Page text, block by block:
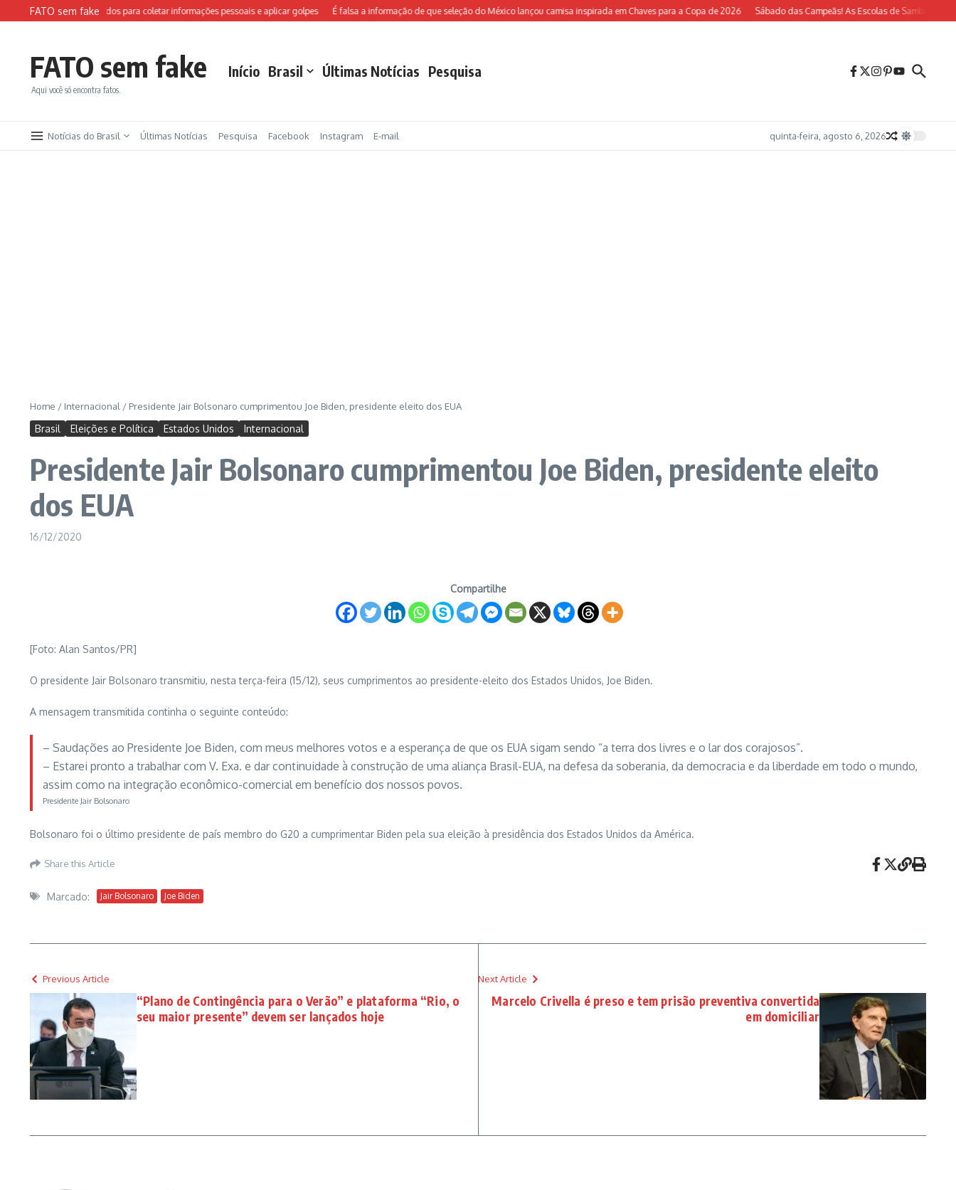
Ir para o conteúdo
FATO sem fake
da FIFA são usados para coletar informações pessoais e aplicar golpes É falsa a informação de que seleção do México lançou camisa inspirada em Chaves para a Copa de 2026 Sábado das Campeãs! As Escolas de Samba do Rio
FATO sem fake
Aqui você só encontra fatos.
Início Brasil Últimas Notícias Pesquisa
Notícias do Brasil Últimas Notícias Pesquisa Facebook Instagram E-mail quinta-feira, agosto 6, 2026
Home / Internacional / Presidente Jair Bolsonaro cumprimentou Joe Biden, presidente eleito dos EUA
Brasil Eleições e Política Estados Unidos Internacional
Presidente Jair Bolsonaro cumprimentou Joe Biden, presidente eleito
dos EUA
16/12/2020
Compartilhe
[Foto: Alan Santos/PR]
O presidente Jair Bolsonaro transmitiu, nesta terça-feira (15/12), seus cumprimentos ao presidente-eleito dos Estados Unidos, Joe Biden.
A mensagem transmitida continha o seguinte conteúdo:
– Saudações ao Presidente Joe Biden, com meus melhores votos e a esperança de que os EUA sigam sendo “a terra dos livres e o lar dos corajosos”.
– Estarei pronto a trabalhar com V. Exa. e dar continuidade à construção de uma aliança Brasil-EUA, na defesa da soberania, da democracia e da liberdade em todo o mundo,
assim como na integração econômico-comercial em benefício dos nossos povos.
Presidente Jair Bolsonaro
Bolsonaro foi o último presidente de país membro do G20 a cumprimentar Biden pela sua eleição à presidência dos Estados Unidos da América.
Share this Article
Marcado: Jair Bolsonaro Joe Biden
Previous Article
“Plano de Contingência para o Verão” e plataforma “Rio, o
seu maior presente” devem ser lançados hoje
Next Article
Marcelo Crivella é preso e tem prisão preventiva convertida
em domiciliar